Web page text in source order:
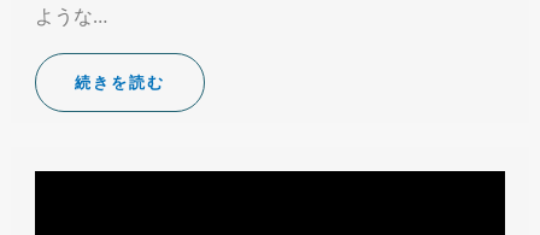
ような…
続きを読む